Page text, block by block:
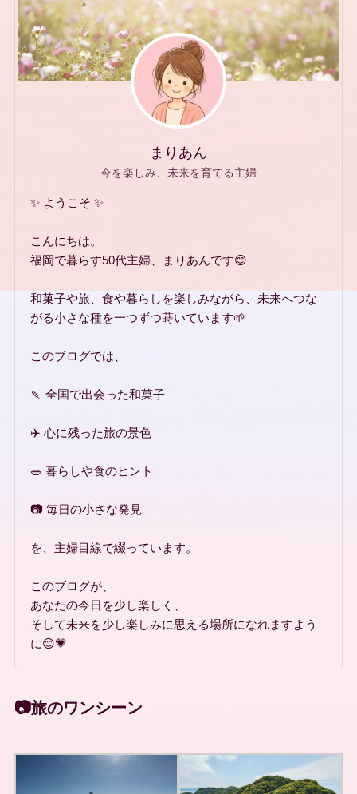
まりあん
今を楽しみ、未来を育てる主婦
✨ ようこそ ✨
こんにちは。
福岡で暮らす50代主婦、まりあんです😊
和菓子や旅、食や暮らしを楽しみながら、未来へつな
がる小さな種を一つずつ蒔いています🌱
このブログでは、
🍡 全国で出会った和菓子
✈️ 心に残った旅の景色
🥗 暮らしや食のヒント
📷 毎日の小さな発見
を、主婦目線で綴っています。
このブログが、
あなたの今日を少し楽しく、
そして未来を少し楽しみに思える場所になれますよう
に😊💗
📷旅のワンシーン